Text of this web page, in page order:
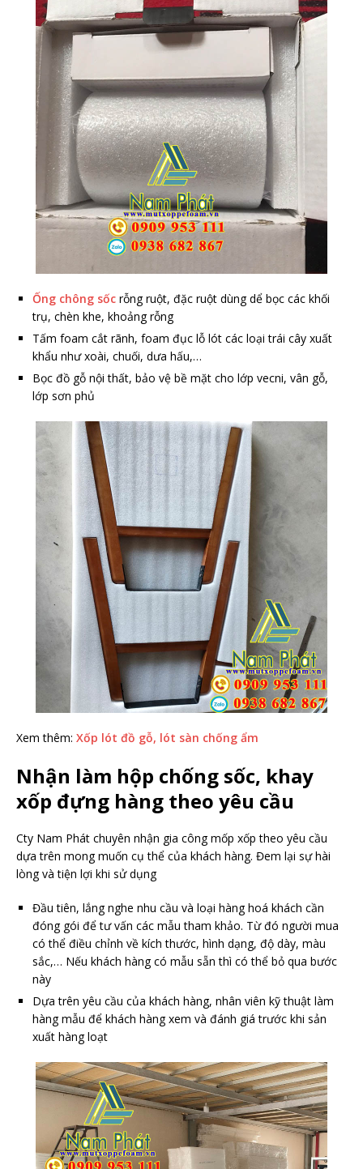
Ống chông sốc rỗng ruột, đặc ruột dùng dể bọc các khối
trụ, chèn khe, khoảng rỗng
Tấm foam cắt rãnh, foam đục lỗ lót các loại trái cây xuất
khẩu như xoài, chuối, dưa hấu,…
Bọc đồ gỗ nội thất, bảo vệ bề mặt cho lớp vecni, vân gỗ,
lớp sơn phủ
Xem thêm: Xốp lót đồ gỗ, lót sàn chống ẩm
Nhận làm hộp chống sốc, khay
xốp đựng hàng theo yêu cầu
Cty Nam Phát chuyên nhận gia công mốp xốp theo yêu cầu
dựa trên mong muốn cụ thể của khách hàng. Đem lại sự hài
lòng và tiện lợi khi sử dụng
Đầu tiên, lắng nghe nhu cầu và loại hàng hoá khách cần
đóng gói để tư vấn các mẫu tham khảo. Từ đó người mua
có thể điều chỉnh về kích thước, hình dạng, độ dày, màu
sắc,… Nếu khách hàng có mẫu sẵn thì có thể bỏ qua bước
này
Dựa trên yêu cầu của khách hàng, nhân viên kỹ thuật làm
hàng mẫu để khách hàng xem và đánh giá trước khi sản
xuất hàng loạt